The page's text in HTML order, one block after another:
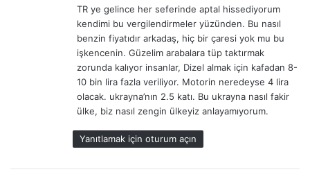
k
i
TR ye gelince her seferinde aptal hissediyorum
kendimi bu vergilendirmeler yüzünden. Bu nasıl
benzin fiyatıdır arkadaş, hiç bir çaresi yok mu bu
işkencenin. Güzelim arabalara tüp taktırmak
zorunda kalıyor insanlar, Dizel almak için kafadan 8-
10 bin lira fazla veriliyor. Motorin neredeyse 4 lira
olacak. ukrayna’nın 2.5 katı. Bu ukrayna nasıl fakir
ülke, biz nasıl zengin ülkeyiz anlayamıyorum.
Yanıtlamak için oturum açın